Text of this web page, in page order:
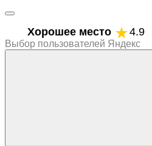
Хорошее место 4.9
Выбор пользователей Яндекс